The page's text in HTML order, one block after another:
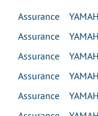
Assurance
Assurance
Assurance
Assurance
Assurance